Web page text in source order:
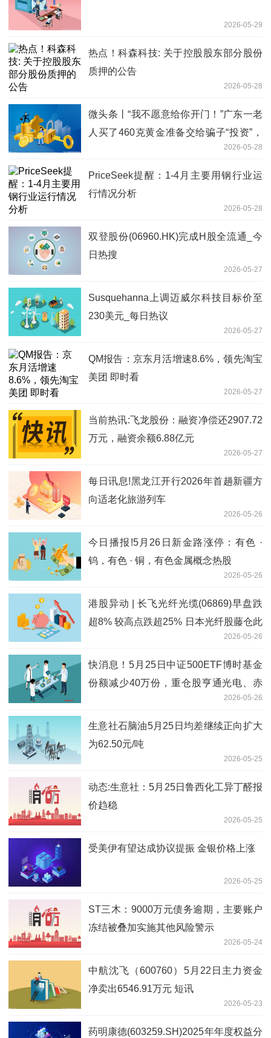
2026-05-29
热点！科森科技: 关于控股股东部分股份
质押的公告
2026-05-28
微头条丨“我不愿意给你开门！”广东一老
人买了460克黄金准备交给骗子“投资”，
2026-05-28
PriceSeek提醒：1-4月主要用钢行业运
行情况分析
2026-05-28
双登股份(06960.HK)完成H股全流通_今
日热搜
2026-05-27
Susquehanna上调迈威尔科技目标价至
230美元_每日热议
2026-05-27
QM报告：京东月活增速8.6%，领先淘宝
美团 即时看
2026-05-27
当前热讯:飞龙股份：融资净偿还2907.72
万元，融资余额6.88亿元
2026-05-27
每日讯息!黑龙江开行2026年首趟新疆方
向适老化旅游列车
2026-05-26
今日播报!5月26日新金路涨停：有色 ·
钨，有色 · 铜，有色金属概念热股
2026-05-26
港股异动 | 长飞光纤光缆(06869)早盘跌
超8% 较高点跌超25% 日本光纤股藤仓此
2026-05-26
快消息！5月25日中证500ETF博时基金
份额减少40万份，重仓股亨通光电、赤
2026-05-26
生意社石脑油5月25日均差继续正向扩大
为62.50元/吨
2026-05-25
动态:生意社：5月25日鲁西化工异丁醛报
价趋稳
2026-05-25
受美伊有望达成协议提振 金银价格上涨
2026-05-25
ST三木：9000万元债务逾期，主要账户
冻结被叠加实施其他风险警示
2026-05-24
中航沈飞（600760）5月22日主力资金
净卖出6546.91万元 短讯
2026-05-23
药明康德(603259.SH)2025年年度权益分